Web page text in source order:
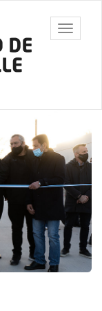
barra